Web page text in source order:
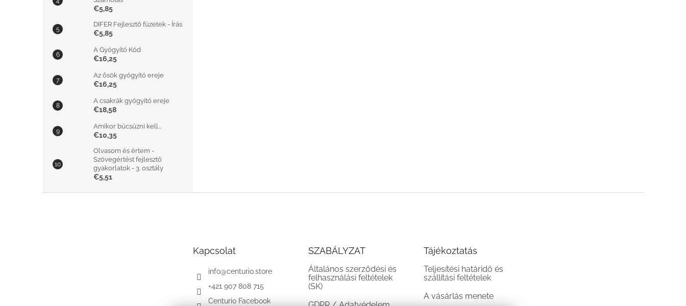
€5,85
DIFER Fejlesztő füzetek - Írás
€5,85
A Gyógyító Kód
€16,25
Az ősök gyógyító ereje
€16,25
A csakrák gyógyító ereje
€18,58
Amikor búcsúzni kell...
€10,35
Olvasom és értem -
Szövegértést fejlesztő
gyakorlatok - 3. osztály
€5,51
Kapcsolat
info@centurio.store
+421 907 808 715
Centurio Facebook
SZABÁLYZAT
Általános szerződési és
felhasználási feltételek
(SK)
Tájékoztatás
Teljesítési határidő és
szállítási feltételek
A vásárlás menete